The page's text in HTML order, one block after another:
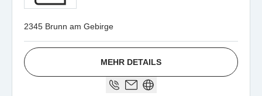
2345 Brunn am Gebirge
MEHR DETAILS